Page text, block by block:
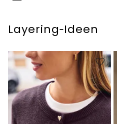
Layering‑Ideen